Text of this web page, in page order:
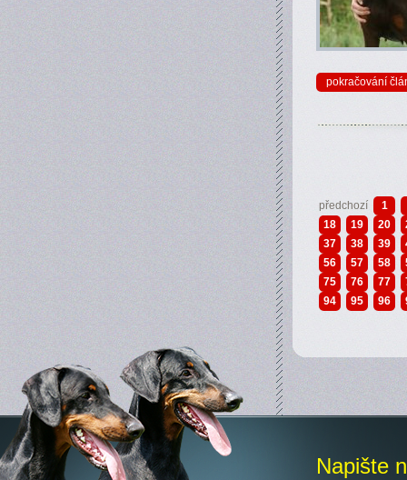
pokračování
předchozí
1
18
19 20
37
38 39
56
57 58
75
76 77
94
95 96
Napište